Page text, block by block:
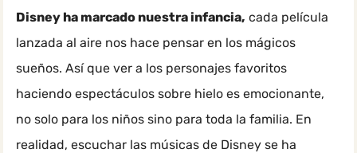
Disney ha marcado nuestra infancia, cada película
lanzada al aire nos hace pensar en los mágicos
sueños. Así que ver a los personajes favoritos
haciendo espectáculos sobre hielo es emocionante,
no solo para los niños sino para toda la familia. En
realidad, escuchar las músicas de Disney se ha